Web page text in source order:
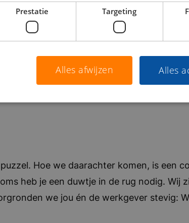
Hoe we daarachter komen, is een
heb je een duwtje in de rug nodig. Wij
we jou én de werkgever stevig:
Prestatie Targeting
Alles
Alles afwijzen